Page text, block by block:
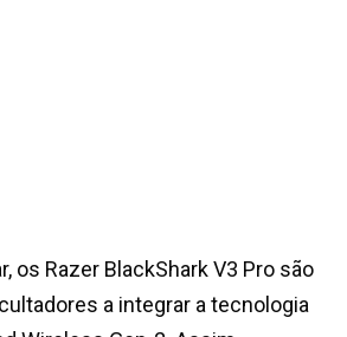
os Razer BlackShark V3 Pro são
a integrar a tecnologia